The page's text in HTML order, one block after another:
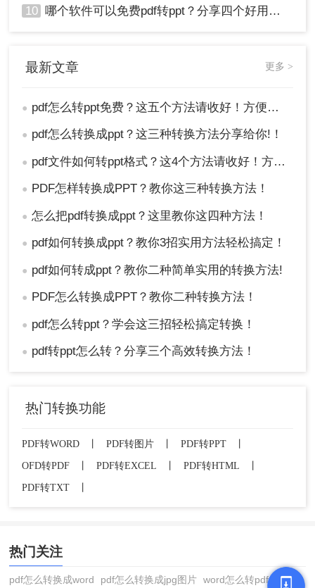
10 哪个软件可以免费pdf转ppt？分享四个好用的转换工具！
最新文章 更多 >
● pdf怎么转ppt免费？这五个方法请收好！方便又好用！
● pdf怎么转换成ppt？这三种转换方法分享给你!！
● pdf文件如何转ppt格式？这4个方法请收好！方便又好用！
● PDF怎样转换成PPT？教你这三种转换方法！
● 怎么把pdf转换成ppt？这里教你这四种方法！
● pdf如何转换成ppt？教你3招实用方法轻松搞定！
● pdf如何转成ppt？教你二种简单实用的转换方法!
● PDF怎么转换成PPT？教你二种转换方法！
● pdf怎么转ppt？学会这三招轻松搞定转换！
● pdf转ppt怎么转？分享三个高效转换方法！
热门转换功能
PDF转WORD PDF转图片 PDF转PPT
OFD转PDF
PDF转EXCEL PDF转HTML
PDF转TXT
热门关注
pdf怎么转换成word pdf怎么转换成jpg图片 word怎么转pdf